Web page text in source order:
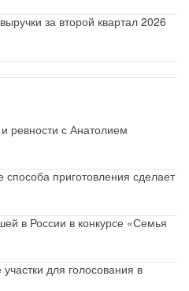
за второй квартал 2026
ревности с Анатолием
приготовления сделает
в России в конкурсе «Семья
для голосования в